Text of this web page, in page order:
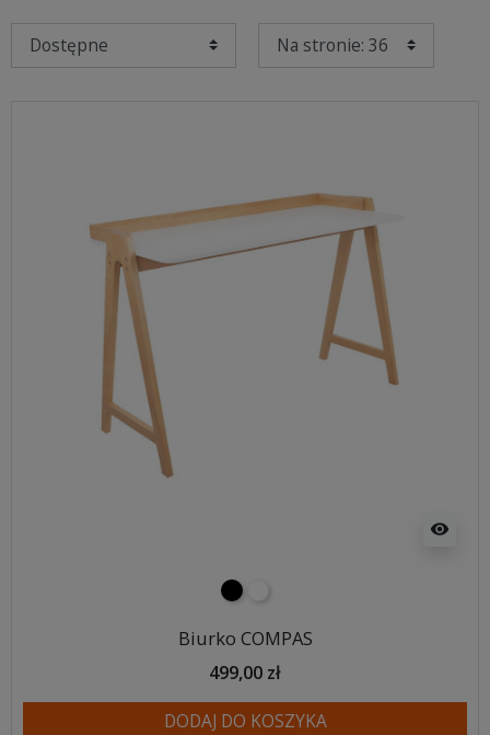
visibility
czarny
Biurko COMPAS
499,00 zł
DODAJ DO KOSZYKA